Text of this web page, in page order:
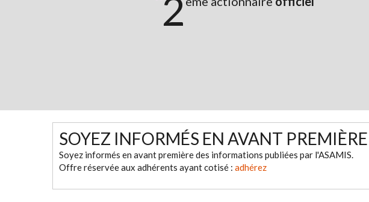
2
SOYEZ INFORMÉS EN AVANT PREMIÈRE
Soyez informés en avant première des informations publiées par l'ASAMIS.
Offre réservée aux adhérents ayant cotisé : adhérez